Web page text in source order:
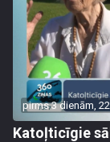
pirms 3 dienām,
Katoļticīgie